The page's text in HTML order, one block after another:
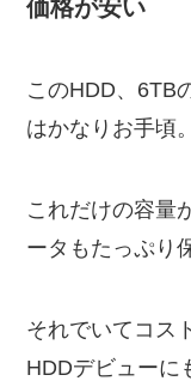
価格が安い
このHDD、6TB
はかなりお手頃。
これだけの容量
ータもたっぷり
それでいてコス
HDDデビューに